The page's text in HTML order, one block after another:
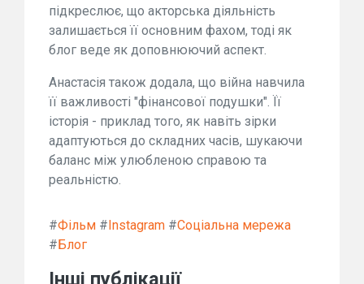
підкреслює, що акторська діяльність
залишається її основним фахом, тоді як
блог веде як доповнюючий аспект.
Анастасія також додала, що війна навчила
її важливості "фінансової подушки". Її
історія - приклад того, як навіть зірки
адаптуються до складних часів, шукаючи
баланс між улюбленою справою та
реальністю.
#Фільм #Instagram #Соціальна мережа
#Блог
Інші публікації